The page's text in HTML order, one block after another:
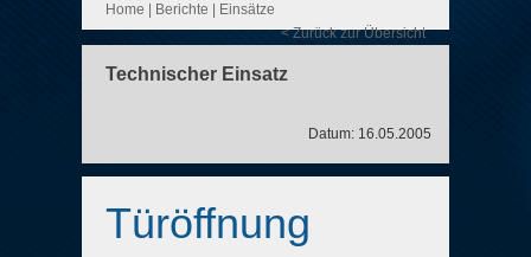
Home Berichte
Einsätze
< Zurück zur Übersicht
Technischer Einsatz
Datum: 16.05.2005
Türöffnung